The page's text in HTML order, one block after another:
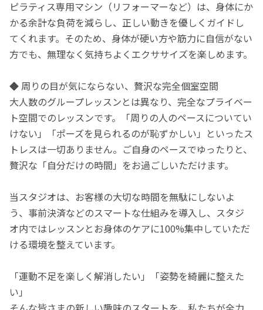
ピラティス専用マシン（リフォーマーなど）は、身体にか
かる余計な負荷を減らし、正しい動きを優しくガイドし
てくれます。そのため、身体が硬い方や筋力に自信がない
方でも、無理なく気持ちよくエクササイズを楽しめます。
◆ 周りの目が気にならない、贅沢な完全個室空間
大人数のグループレッスンとは異なり、完全なプライベー
ト空間でのレッスンです。「周りの人のペースについてい
けない」「ポーズを見られるのが恥ずかしい」といったス
トレスは一切ありません。ご自身のペースでゆったりと、
贅沢な「自分だけの時間」をお過ごしいただけます。
当スタジオは、お客様の大切な時間を無駄にしないよ
う、事前決済などのスマートな仕組みを導入し、スタジ
オ内ではレッスンとお身体のケアに100%集中していただ
ける環境を整えています。
「運動不足を楽しく解消したい」「姿勢を綺麗に整えた
い」